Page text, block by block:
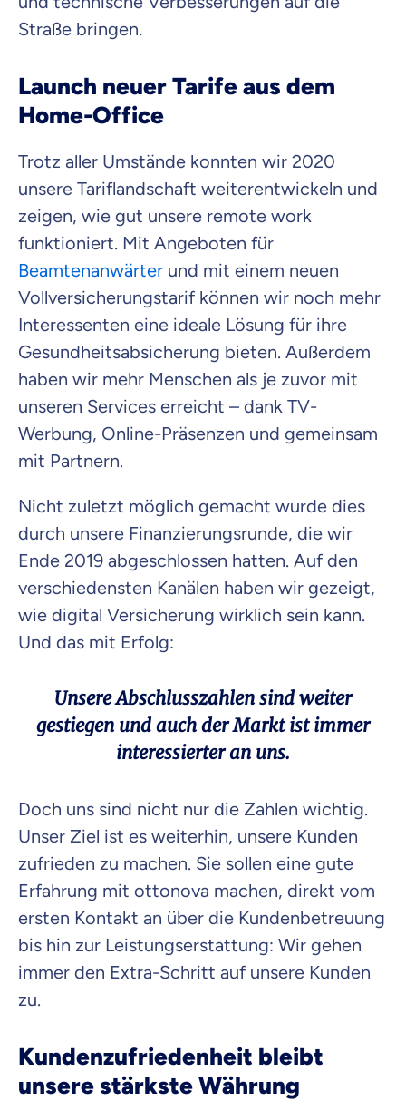
Straße bringen.
Launch neuer Tarife aus dem
Home-Office
Trotz aller Umstände konnten wir 2020
unsere Tariflandschaft weiterentwickeln und
zeigen, wie gut unsere remote work
funktioniert. Mit Angeboten für
Beamtenanwärter und mit einem neuen
Vollversicherungstarif können wir noch mehr
Interessenten eine ideale Lösung für ihre
Gesundheitsabsicherung bieten. Außerdem
haben wir mehr Menschen als je zuvor mit
unseren Services erreicht – dank TV-
Werbung, Online-Präsenzen und gemeinsam
mit Partnern.
Nicht zuletzt möglich gemacht wurde dies
durch unsere Finanzierungsrunde, die wir
Ende 2019 abgeschlossen hatten. Auf den
verschiedensten Kanälen haben wir gezeigt,
wie digital Versicherung wirklich sein kann.
Und das mit Erfolg:
Unsere Abschlusszahlen sind weiter
gestiegen und auch der Markt ist immer
interessierter an uns.
Doch uns sind nicht nur die Zahlen wichtig.
Unser Ziel ist es weiterhin, unsere Kunden
zufrieden zu machen. Sie sollen eine gute
Erfahrung mit ottonova machen, direkt vom
ersten Kontakt an über die Kundenbetreuung
bis hin zur Leistungserstattung: Wir gehen
immer den Extra-Schritt auf unsere Kunden
zu.
Kundenzufriedenheit bleibt
unsere stärkste Währung
Versicherung
Mit dem Abschicken meiner Daten erkläre ich meine Einwilligung
Kontaktaufnahme durch ottonova.
Weiter zu deinen Informationen